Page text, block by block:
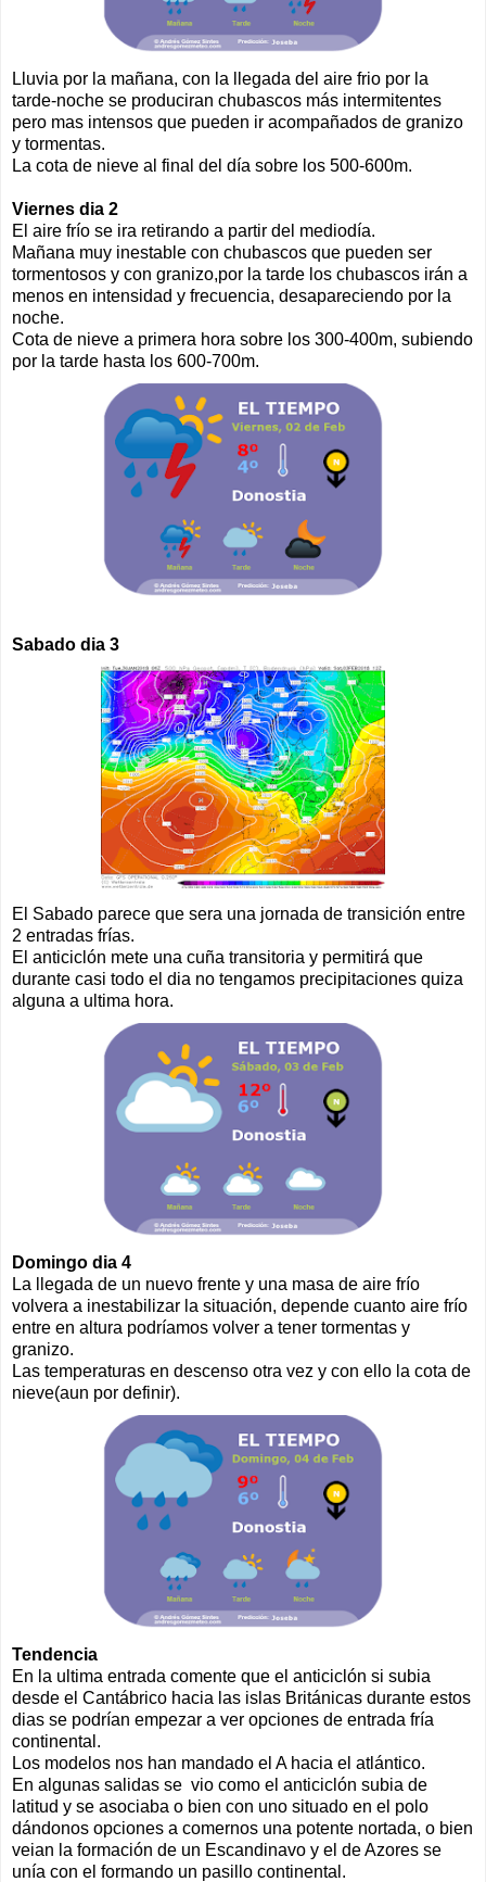
Lluvia por la mañana, con la llegada del aire frio por la
tarde-noche se produciran chubascos más intermitentes
pero mas intensos que pueden ir acompañados de granizo
y tormentas.
La cota de nieve al final del día sobre los 500-600m.
Viernes dia 2
El aire frío se ira retirando a partir del mediodía.
Mañana muy inestable con chubascos que pueden ser
tormentosos y con granizo,por la tarde los chubascos irán a
menos en intensidad y frecuencia, desapareciendo por la
noche.
Cota de nieve a primera hora sobre los 300-400m, subiendo
por la tarde hasta los 600-700m.
Sabado dia 3
El Sabado parece que sera una jornada de transición entre
2 entradas frías.
El anticiclón mete una cuña transitoria y permitirá que
durante casi todo el dia no tengamos precipitaciones quiza
alguna a ultima hora.
Domingo dia 4
La llegada de un nuevo frente y una masa de aire frío
volvera a inestabilizar la situación, depende cuanto aire frío
entre en altura podríamos volver a tener tormentas y
granizo.
Las temperaturas en descenso otra vez y con ello la cota de
nieve(aun por definir).
Tendencia
En la ultima entrada comente que el anticiclón si subia
desde el Cantábrico hacia las islas Británicas durante estos
dias se podrían empezar a ver opciones de entrada fría
continental.
Los modelos nos han mandado el A hacia el atlántico.
En algunas salidas se vio como el anticiclón subia de
latitud y se asociaba o bien con uno situado en el polo
dándonos opciones a comernos una potente nortada, o bien
veian la formación de un Escandinavo y el de Azores se
unía con el formando un pasillo continental.